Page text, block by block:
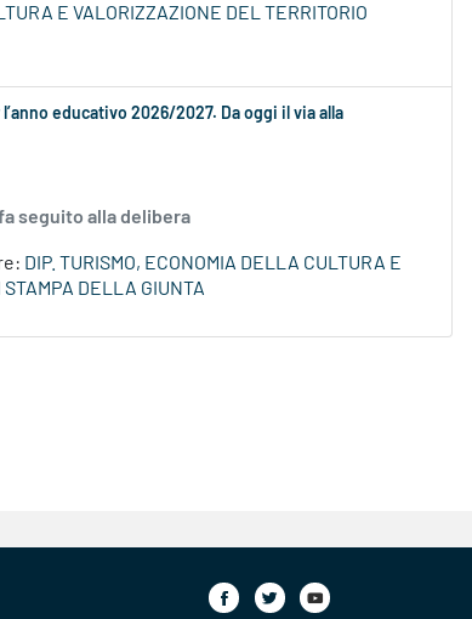
E VALORIZZAZIONE DEL TERRITORIO
educativo 2026/2027. Da oggi il via alla
seguito alla delibera
DIP. TURISMO, ECONOMIA DELLA CULTURA E
STAMPA DELLA GIUNTA